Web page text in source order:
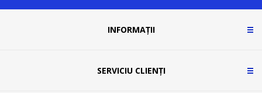
INFORMAȚII
SERVICIU CLIENȚI